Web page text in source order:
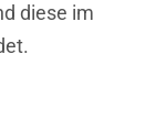
diese im